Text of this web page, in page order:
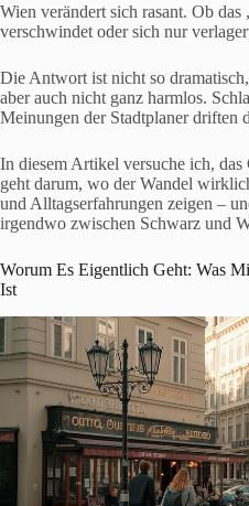
Wien verändert sich rasant. Ob das
verschwindet oder sich nur
Die Antwort ist nicht so
aber auch nicht ganz harmlos.
Meinungen der Stadtplaner driften
In diesem Artikel versuche ich, das
geht darum, wo der Wandel
und Alltagserfahrungen zeigen –
irgendwo zwischen Schwarz und
Worum Es Eigentlich Geht: Was
Ist